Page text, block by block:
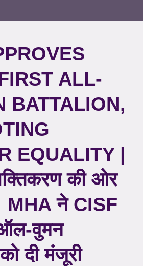
ALL-
BATTALION,
EQUALITY |
की ओर
MHA ने CISF
वुमन
दी मंजूरी